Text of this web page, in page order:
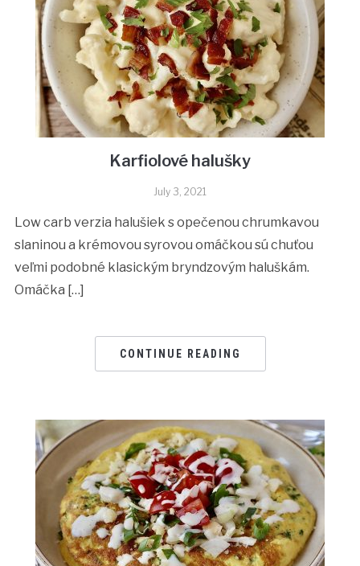
Karfiolové halušky
July 3, 2021
Low carb verzia halušiek s opečenou chrumkavou
slaninou a krémovou syrovou omáčkou sú chuťou
veľmi podobné klasickým bryndzovým haluškám.
Omáčka […]
CONTINUE READING